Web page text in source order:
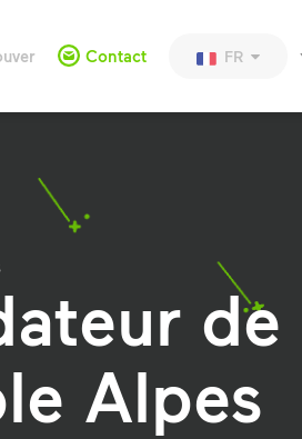
Contact FR
de
Alpes